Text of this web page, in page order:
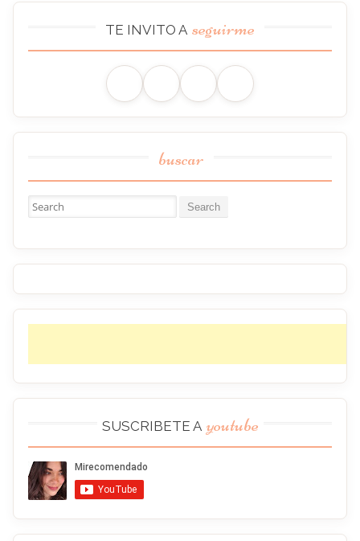
TE INVITO A seguirme
buscar
Buscar:
SUSCRIBETE A youtube